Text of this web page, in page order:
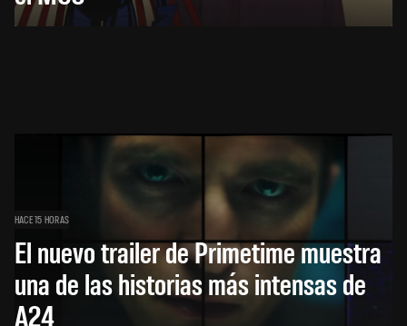
HACE 15 HORAS
El nuevo trailer de Primetime muestra
una de las historias más intensas de
A24